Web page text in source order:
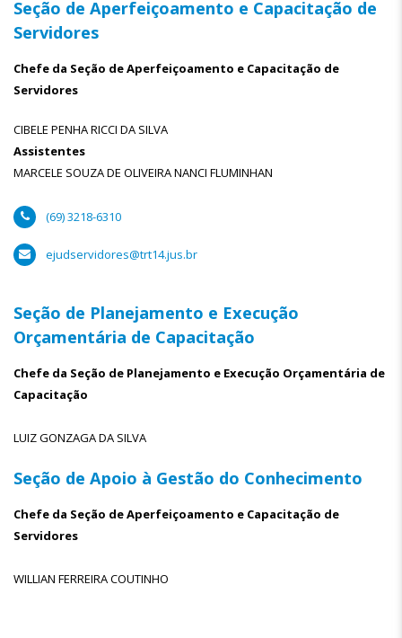
Seção de Aperfeiçoamento e Capacitação de
Servidores
Chefe da Seção de Aperfeiçoamento e Capacitação de
Servidores
CIBELE PENHA RICCI DA SILVA
Assistentes
MARCELE SOUZA DE OLIVEIRA NANCI FLUMINHAN
(69) 3218-6310
ejudservidores@trt14.jus.br
Seção de Planejamento e Execução
Orçamentária de Capacitação
Chefe da Seção de Planejamento e Execução Orçamentária de
Capacitação
LUIZ GONZAGA DA SILVA
Seção de Apoio à Gestão do Conhecimento
Chefe da Seção de Aperfeiçoamento e Capacitação de
Servidores
WILLIAN FERREIRA COUTINHO